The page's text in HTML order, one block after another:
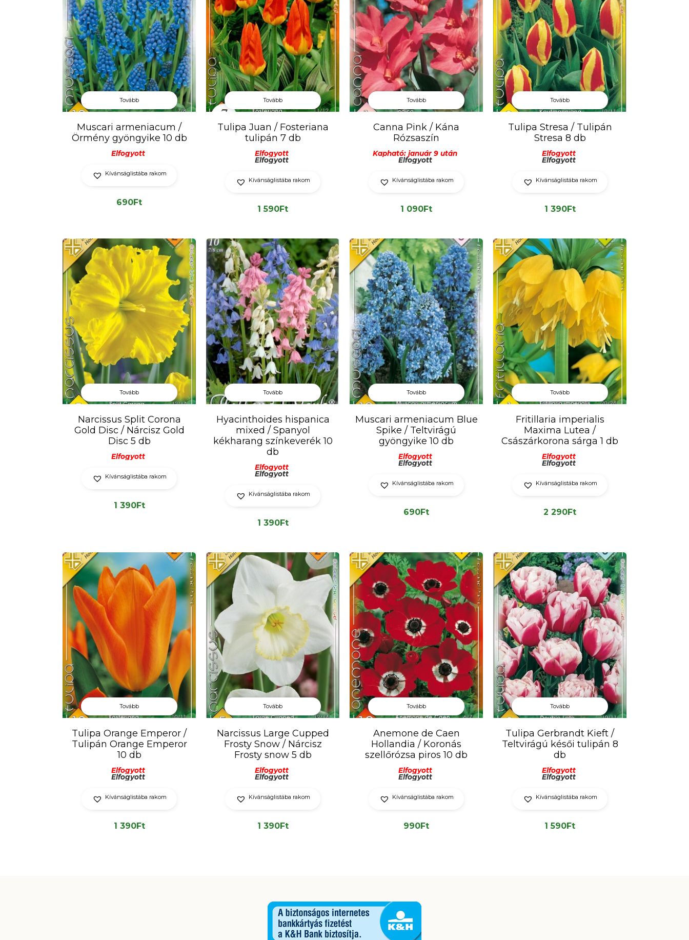
Tovább
Muscari armeniacum /
Örmény gyöngyike 10 db
Elfogyott
Kívánságlistába rakom
690Ft
Tovább
Tulipa Juan / Fosteriana
tulipán 7 db
Elfogyott
Elfogyott
Kívánságlistába rakom
1 590Ft
Tovább
Canna Pink / Kána
Rózsaszín
Kapható: január 9 után
Elfogyott
Kívánságlistába rakom
1 090Ft
Tovább
Tulipa Stresa / Tulipán
Stresa 8 db
Elfogyott
Elfogyott
Kívánságlistába rakom
1 390Ft
Tovább
Narcissus Split Corona
Gold Disc / Nárcisz Gold
Disc 5 db
Elfogyott
Kívánságlistába rakom
1 390Ft
Tovább
Hyacinthoides hispanica
mixed / Spanyol
kékharang színkeverék 10
db
Elfogyott
Elfogyott
Kívánságlistába rakom
1 390Ft
Tovább
Muscari armeniacum Blue
Spike / Teltvirágú
gyöngyike 10 db
Elfogyott
Elfogyott
Kívánságlistába rakom
690Ft
Tovább
Fritillaria imperialis
Maxima Lutea /
Császárkorona sárga 1 db
Elfogyott
Elfogyott
Kívánságlistába rakom
2 290Ft
Tovább
Tulipa Orange Emperor /
Tulipán Orange Emperor
10 db
Elfogyott
Elfogyott
Kívánságlistába rakom
1 390Ft
Tovább
Narcissus Large Cupped
Frosty Snow / Nárcisz
Frosty snow 5 db
Elfogyott
Elfogyott
Kívánságlistába rakom
1 390Ft
Tovább
Anemone de Caen
Hollandia / Koronás
szellőrózsa piros 10 db
Elfogyott
Elfogyott
Kívánságlistába rakom
990Ft
Tovább
Tulipa Gerbrandt Kieft /
Teltvirágú késői tulipán 8
db
Elfogyott
Elfogyott
Kívánságlistába rakom
1 590Ft